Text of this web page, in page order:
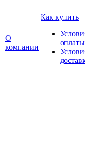
О
компании
Как купить
оплаты